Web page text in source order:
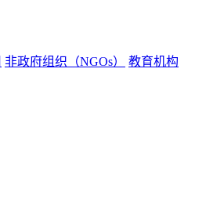
非政府组织（NGOs）
教育机构